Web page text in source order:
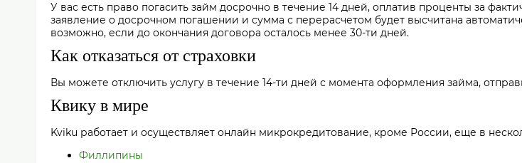
У вас есть право погасить займ досрочно в течение 14 дней, оплатив проценты за
заявление о досрочном погашении и сумма с перерасчетом будет высчитана
возможно, если до окончания договора осталось менее 30-ти дней.
Как отказаться от страховки
Вы можете отключить услугу в течение 14-ти дней с момента оформления займа,
Квику в мире
Kviku работает и осуществляет онлайн микрокредитование, кроме России, еще в
Филлипины